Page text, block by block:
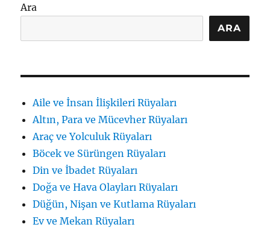
İçsel
Tabirleri
Ara
ARA
Aile ve İnsan İlişkileri Rüyaları
Altın, Para ve Mücevher Rüyaları
Araç ve Yolculuk Rüyaları
Böcek ve Sürüngen Rüyaları
Din ve İbadet Rüyaları
Doğa ve Hava Olayları Rüyaları
Düğün, Nişan ve Kutlama Rüyaları
Ev ve Mekan Rüyaları